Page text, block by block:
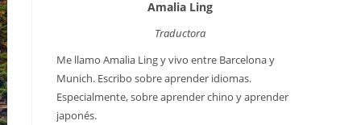
Amalia Ling
Traductora
Me llamo Amalia Ling y vivo entre Barcelona y
Munich. Escribo sobre aprender idiomas.
Especialmente, sobre aprender chino y aprender
japonés.